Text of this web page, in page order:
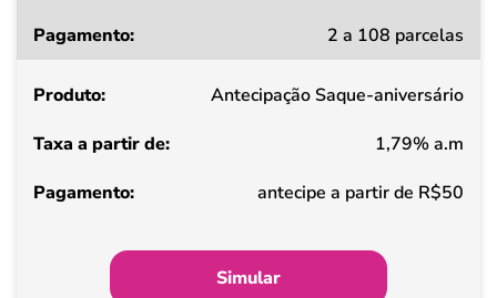
a
de
Pagamento
2 a 108 parcelas
Antecipação Saque-aniversário
1,79% a.m
antecipe a partir de R$50
Simular